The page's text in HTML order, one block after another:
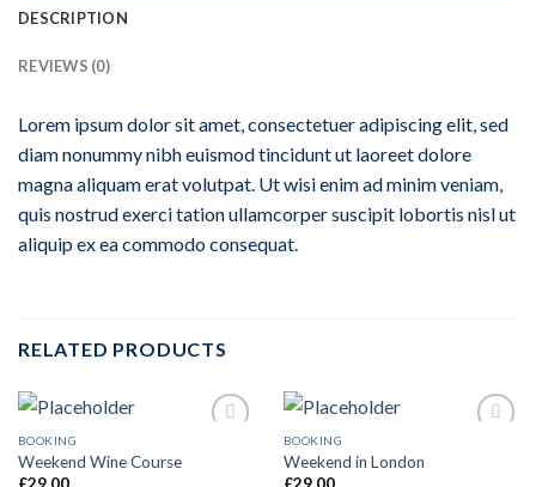
DESCRIPTION
REVIEWS (0)
Lorem ipsum dolor sit amet, consectetuer adipiscing elit, sed
diam nonummy nibh euismod tincidunt ut laoreet dolore
magna aliquam erat volutpat. Ut wisi enim ad minim veniam,
quis nostrud exerci tation ullamcorper suscipit lobortis nisl ut
aliquip ex ea commodo consequat.
RELATED PRODUCTS
BOOKING
Weekend Wine Course
BOOKING
Weekend in London